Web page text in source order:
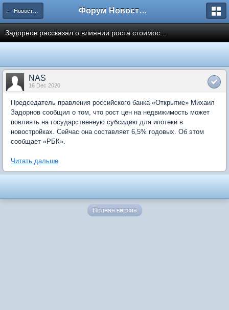
← Новости рынка недвижимости Форум Новостройки
Задорнов рассказал о влиянии роста стоимос...
NAS
16 Dec 2020
Председатель правления российского банка «Открытие» Михаил
Задорнов сообщил о том, что рост цен на недвижимость может
повлиять на государственную субсидию для ипотеки в
новостройках. Сейчас она составляет 6,5% годовых. Об этом
сообщает «РБК».
Читать дальше
Полная версия